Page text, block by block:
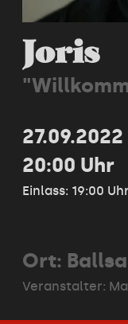
Joris
27.09.2022
20:00 Uhr
Einlass: 19:00 Uhr
Ort:
Veranstalter: